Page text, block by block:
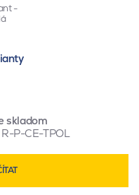
-
skladom
R-P-CE-TPOL